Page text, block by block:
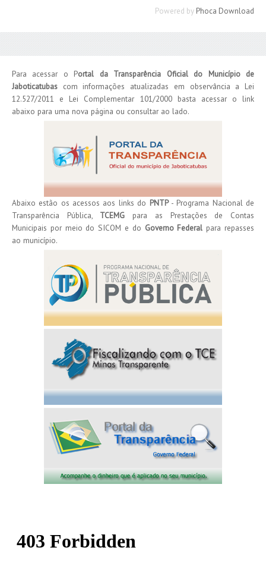
Powered by Phoca Download
Para acessar o Portal da Transparência Oficial do Município de
Jaboticatubas com informações atualizadas em observância a Lei
12.527/2011 e Lei Complementar 101/2000 basta acessar o link
abaixo para uma nova página ou consultar ao lado.
Abaixo estão os acessos aos links do PNTP- Programa Nacional de
Transparência Pública, TCEMG para as Prestações de Contas
Municipais por meio do SICOM e do Governo Federal para repasses
ao município.